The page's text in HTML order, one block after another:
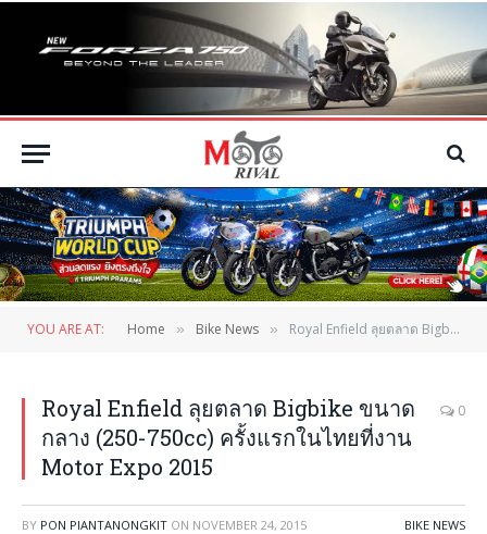
YOU ARE AT: Home » Bike News » Royal Enfield ลุยตลาด Bigbike ขนาดกลาง (250-750cc) ครั้งแรกในไทยที่งาน Motor Expo 2015
Royal Enfield ลุยตลาด Bigbike ขนาด
กลาง (250-750cc) ครั้งแรกในไทยที่งาน
Motor Expo 2015
0
BY PON PIANTANONGKIT ON NOVEMBER 24, 2015 BIKE NEWS